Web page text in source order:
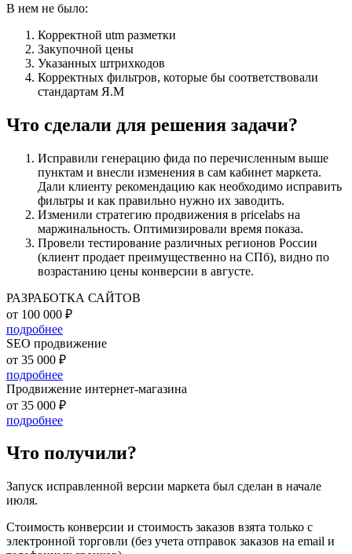
В нем не было:
Корректной utm разметки
Закупочной цены
Указанных штрихкодов
Корректных фильтров, которые бы соответствовали
стандартам Я.М
Что сделали для решения задачи?
Исправили генерацию фида по перечисленным выше
пунктам и внесли изменения в сам кабинет маркета.
Дали клиенту рекомендацию как необходимо исправить
фильтры и как правильно нужно их заводить.
Изменили стратегию продвижения в pricelabs на
маржинальность. Оптимизировали время показа.
Провели тестирование различных регионов России
(клиент продает преимущественно на СПб), видно по
возрастанию цены конверсии в августе.
РАЗРАБОТКА САЙТОВ
от 100 000 ₽
подробнее
SEO продвижение
от 35 000 ₽
подробнее
Продвижение интернет-магазина
от 35 000 ₽
подробнее
Что получили?
Запуск исправленной версии маркета был сделан в начале
июля.
Стоимость конверсии и стоимость заказов взята только с
электронной торговли (без учета отправок заказов на email и